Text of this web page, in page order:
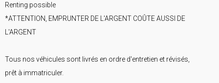
Renting possible
*ATTENTION, EMPRUNTER DE L'ARGENT COÛTE AUSSI DE
L'ARGENT
Tous nos véhicules sont livrés en ordre d'entretien et révisés,
prêt à immatriculer.